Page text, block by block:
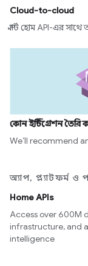
Cloud-to-cloud
স্মার্ট হোম API-এর
কোন ইন্টিগ্রেশন
We’ll recommend
অ্যাপ, প্ল্যাটফর্ম ও
Home APIs
Access over 600M
infrastructure, and
intelligence